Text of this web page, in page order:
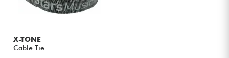
X-TONE
Cable Tie